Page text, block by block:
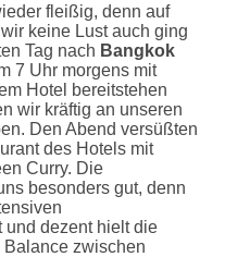
fleißig, denn auf
keine Lust auch ging
Tag nach Bangkok
7 Uhr morgens mit
Hotel bereitstehen
wir kräftig an unseren
Den Abend versüßten
des Hotels mit
Curry. Die
besonders gut, denn
und dezent hielt die
zwischen